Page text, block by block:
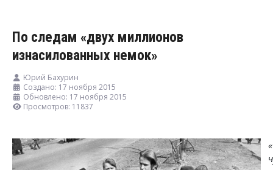
По следам «двух миллионов
изнасилованных немок»
Юрий Бахурин
Создано: 17 ноября 2015
Обновлено: 17 ноября 2015
Просмотров: 11837